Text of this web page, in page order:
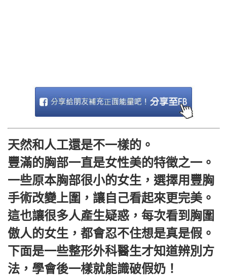
天然和人工還是不一樣的。
豐滿的胸部一直是女性美的特徵之一。
一些原本胸部很小的女生，選擇用豐胸
手術改變上圍，讓自己看起來更完美。
這也讓很多人產生疑惑，每次看到胸圍
傲人的女生，都會忍不住想是真是假。
下面是一些整形外科醫生才知道辨別方
法，學會後一樣就能識破假奶！